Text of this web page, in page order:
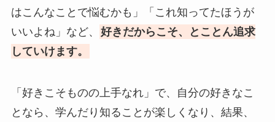
はこんなことで悩むかも」「これ知ってたほうが
いいよね」など、
好きだからこそ、とことん追求
していけます。
「好きこそものの上手なれ」で、自分の好きなこ
となら、学んだり知ることが楽しくなり、結果、